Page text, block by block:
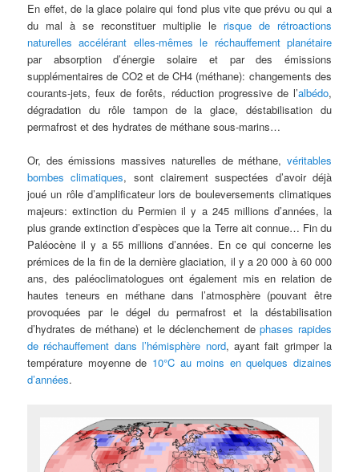
En effet, de la glace polaire qui fond plus vite que prévu ou qui a
du mal à se reconstituer multiplie le risque de rétroactions
naturelles accélérant elles-mêmes le réchauffement planétaire
par absorption d’énergie solaire et par des émissions
supplémentaires de CO2 et de CH4 (méthane): changements des
courants-jets, feux de forêts, réduction progressive de l’albédo,
dégradation du rôle tampon de la glace, déstabilisation du
permafrost et des hydrates de méthane sous-marins…
Or, des émissions massives naturelles de méthane, véritables
bombes climatiques, sont clairement suspectées d’avoir déjà
joué un rôle d’amplificateur lors de bouleversements climatiques
majeurs: extinction du Permien il y a 245 millions d’années, la
plus grande extinction d’espèces que la Terre ait connue… Fin du
Paléocène il y a 55 millions d’années. En ce qui concerne les
prémices de la fin de la dernière glaciation, il y a 20 000 à 60 000
ans, des paléoclimatologues ont également mis en relation de
hautes teneurs en méthane dans l’atmosphère (pouvant être
provoquées par le dégel du permafrost et la déstabilisation
d’hydrates de méthane) et le déclenchement dephases rapides
de réchauffement dans l’hémisphère nord, ayant fait grimper la
température moyenne de 10°C au moins en quelques dizaines
d’années.